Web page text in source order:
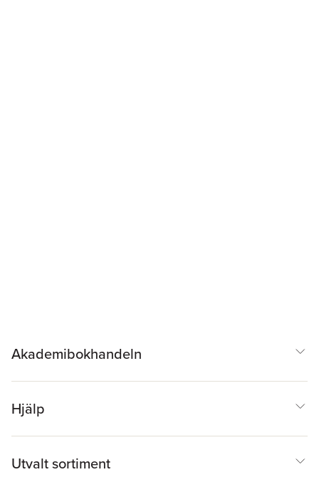
Akademibokhandeln
Hjälp
Utvalt sortiment